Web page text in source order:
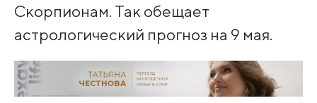
Скорпионам. Так обещает
астрологический прогноз на 9 мая.